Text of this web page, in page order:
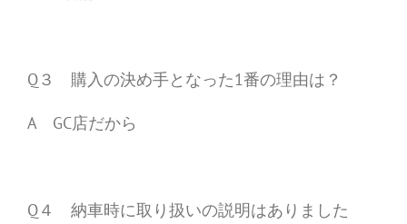
Q３ 購入の決め手となった1番の理由は？
A GC店だから
Q４ 納車時に取り扱いの説明はありました